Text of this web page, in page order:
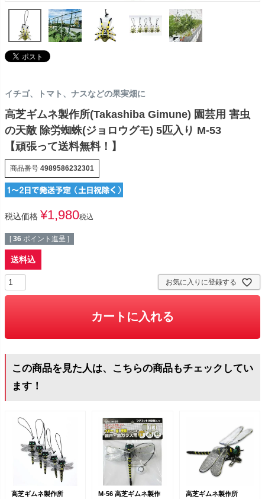
イチゴ、トマト、ナスなどの果実畑に
高芝ギムネ製作所(Takashiba Gimune) 園芸用 害虫
の天敵 除労蜘蛛(ジョロウグモ) 5匹入り M-53
【頑張って送料無料！】
商品番号 4989586232301
税込価格 ¥1,980税込
[ 36 ポイント進呈 ]
送料込
お気に入りに登録する
カートに入れる
この商品を見た人は、こちらの商品もチェックしてい
ます！
高芝ギムネ製作所
M-56 高芝ギムネ製作
高芝ギムネ製作所